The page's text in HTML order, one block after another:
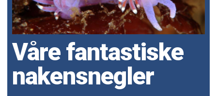
Våre fantastiske
nakensnegler